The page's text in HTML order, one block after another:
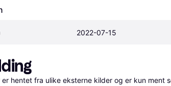
2022-07-15
hentet fra ulike eksterne kilder og er kun ment